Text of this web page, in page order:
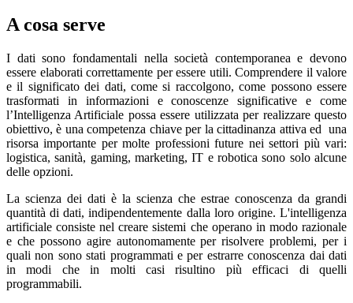
A cosa serve
I dati sono fondamentali nella società contemporanea e devono
essere elaborati correttamente per essere utili. Comprendere il valore
e il significato dei dati, come si raccolgono, come possono essere
trasformati in informazioni e conoscenze significative e come
l’Intelligenza Artificiale possa essere utilizzata per realizzare questo
obiettivo, è una competenza chiave per la cittadinanza attiva ed una
risorsa importante per molte professioni future nei settori più vari:
logistica, sanità, gaming, marketing, IT e robotica sono solo alcune
delle opzioni.
La scienza dei dati è la scienza che estrae conoscenza da grandi
quantità di dati, indipendentemente dalla loro origine. L'intelligenza
artificiale consiste nel creare sistemi che operano in modo razionale
e che possono agire autonomamente per risolvere problemi, per i
quali non sono stati programmati e per estrarre conoscenza dai dati
in modi che in molti casi risultino più efficaci di quelli
programmabili.